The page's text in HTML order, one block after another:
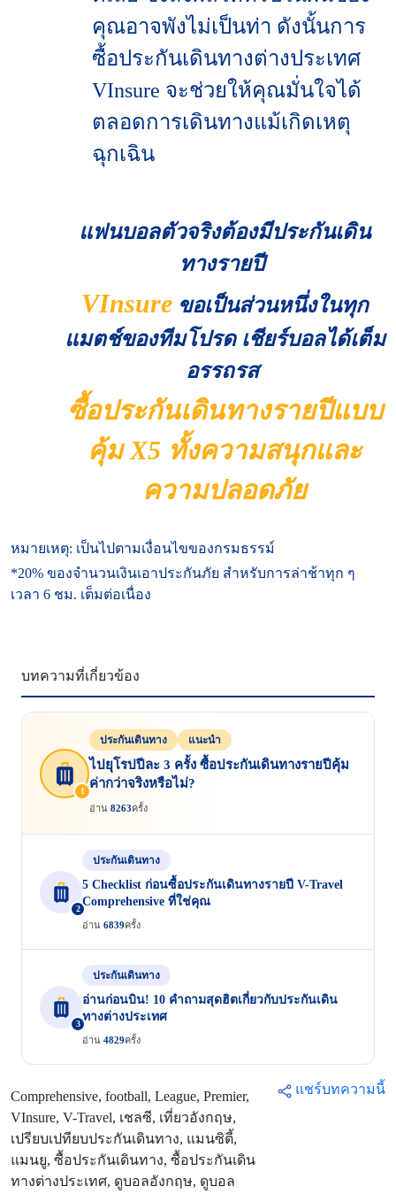
คุณอาจพังไม่เป็นท่า ดังนั้นการ
ซื้อประกันเดินทางต่างประเทศ
VInsure จะช่วยให้คุณมั่นใจได้
ตลอดการเดินทางแม้เกิดเหตุ
ฉุกเฉิน
แฟนบอลตัวจริงต้องมีประกันเดิน
ทางรายปี
VInsureขอเป็นส่วนหนึ่งในทุก
แมตช์ของทีมโปรด เชียร์บอลได้เต็ม
อรรถรส
ซื้อประกันเดินทางรายปีแบบ
คุ้ม X5 ทั้งความสนุกและ
ความปลอดภัย
หมายเหตุ: เป็นไปตามเงื่อนไขของกรมธรรม์
*20% ของจำนวนเงินเอาประกันภัย สำหรับการล่าช้าทุก ๆ
เวลา 6 ชม. เต็มต่อเนื่อง
บทความที่เกี่ยวข้อง
1
ประกันเดินทาง แนะนำ
ไปยุโรปปีละ 3 ครั้ง ซื้อประกันเดินทางรายปีคุ้ม
ค่ากว่าจริงหรือไม่?
อ่าน 8263ครั้ง
2
ประกันเดินทาง
5 Checklist ก่อนซื้อประกันเดินทางรายปี V-Travel
Comprehensive ที่ใช่คุณ
อ่าน 6839ครั้ง
3
ประกันเดินทาง
อ่านก่อนบิน! 10 คำถามสุดฮิตเกี่ยวกับประกันเดิน
ทางต่างประเทศ
อ่าน 4829ครั้ง
Comprehensive, football, League, Premier,
VInsure, V-Travel, เชลซี, เที่ยวอังกฤษ,
เปรียบเปทียบประกันเดินทาง, แมนซิตี้,
แมนยู, ซื้อประกันเดินทาง, ซื้อประกันเดิน
ทางต่างประเทศ, ดูบอลอังกฤษ, ดูบอล
แชร์บทความนี้